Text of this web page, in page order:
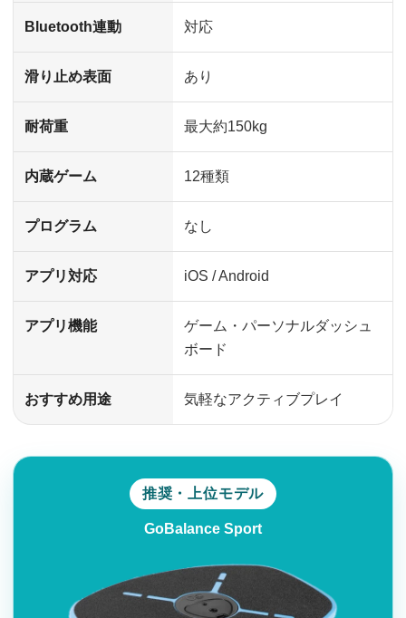
Bluetooth連動 対応
滑り止め表面 あり
耐荷重 最大約150kg
内蔵ゲーム 12種類
プログラム なし
アプリ対応 iOS / Android
アプリ機能
ゲーム・パーソナルダッシュ
ボード
おすすめ用途 気軽なアクティブプレイ
推奨・上位モデル
GoBalance Sport